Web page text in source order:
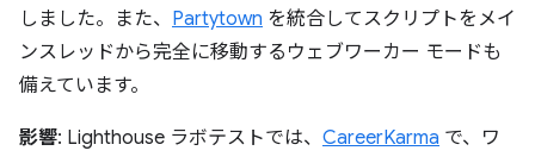
しました。また、 Partytown を統合してスクリプトをメイ
ンスレッドから完全に移動するウェブワーカー モードも
備えています。
影響: Lighthouse ラボテストでは、 CareerKarma で、ワ